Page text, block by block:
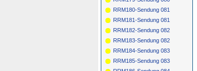
RRM180-Sendung 081
RRM181-Sendung 081
RRM182-Sendung 082
RRM183-Sendung 082
RRM184-Sendung 083
RRM185-Sendung 083